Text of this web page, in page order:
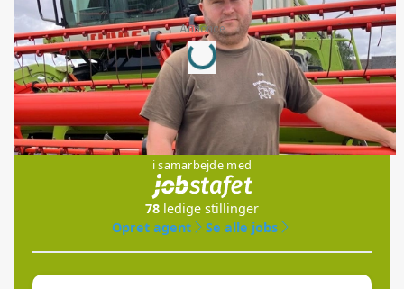
Annonce
Loading...
Jobs
i samarbejde med
78 ledige stillinger
Opret agent
Se alle jobs